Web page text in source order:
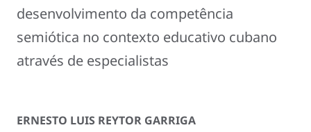
desenvolvimento da competência
semiótica no contexto educativo cubano
através de especialistas
ERNESTO LUIS REYTOR GARRIGA